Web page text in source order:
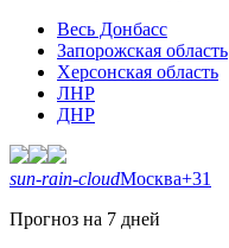
Весь Донбасс
Запорожская область
Херсонская область
ЛНР
ДНР
sun-rain-cloudМосква+31
Прогноз на 7 дней